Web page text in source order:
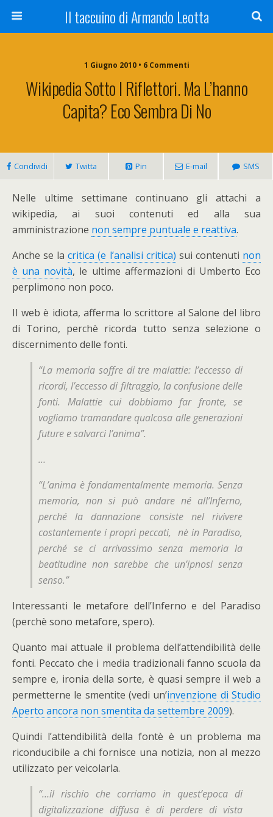
Il taccuino di Armando Leotta
1 Giugno 2010 • 6 Commenti
Wikipedia Sotto I Riflettori. Ma L’hanno
Capita? Eco Sembra Di No
Condividi Twitta Pin E-mail SMS
Nelle ultime settimane continuano gli attachi a
wikipedia, ai suoi contenuti ed alla sua
amministrazione non sempre puntuale e reattiva.
Anche se lacritica (e l’analisi critica) sui contenuti non
è una novità, le ultime affermazioni di Umberto Eco
perplimono non poco.
Il web è idiota, afferma lo scrittore al Salone del libro
di Torino, perchè ricorda tutto senza selezione o
discernimento delle fonti.
“La memoria soffre di tre malattie: l’eccesso di
ricordi, l’eccesso di filtraggio, la confusione delle
fonti. Malattie cui dobbiamo far fronte, se
vogliamo tramandare qualcosa alle generazioni
future e salvarci l’anima”.
…
“L’anima è fondamentalmente memoria. Senza
memoria, non si può andare né all’Inferno,
perché la dannazione consiste nel rivivere
costantemente i propri peccati, nè in Paradiso,
perché se ci arrivassimo senza memoria la
beatitudine non sarebbe che un’ipnosi senza
senso.”
Interessanti le metafore dell’Inferno e del Paradiso
(perchè sono metafore, spero).
Quanto mai attuale il problema dell’attendibilità delle
fonti. Peccato che i media tradizionali fanno scuola da
sempre e, ironia della sorte, è quasi sempre il web a
permetterne le smentite (vedi un’invenzione di Studio
Aperto ancora non smentita da settembre 2009).
Quindi l’attendibilità della fontè è un problema ma
riconducibile a chi fornisce una notizia, non al mezzo
utilizzato per veicolarla.
“…il rischio che corriamo in quest’epoca di
digitalizzazione diffusa è di perdere di vista